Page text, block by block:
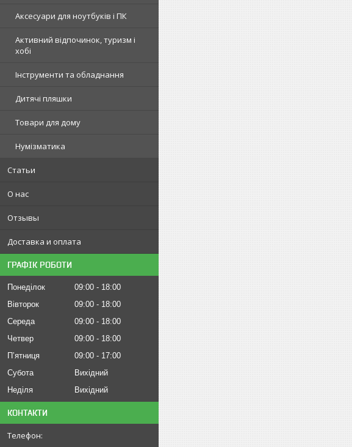
Аксесуари для ноутбуків і ПК
Активний відпочинок, туризм і
хобі
Інструменти та обладнання
Дитячі пляшки
Товари для дому
Нумізматика
Статьи
О нас
Отзывы
Доставка и оплата
ГРАФІК РОБОТИ
Понеділок 09:00
18:00
Вівторок
09:00
18:00
Середа
09:00
18:00
Четвер
09:00
18:00
Пʼятниця
09:00
17:00
Субота
Вихідний
Неділя
Вихідний
КОНТАКТИ